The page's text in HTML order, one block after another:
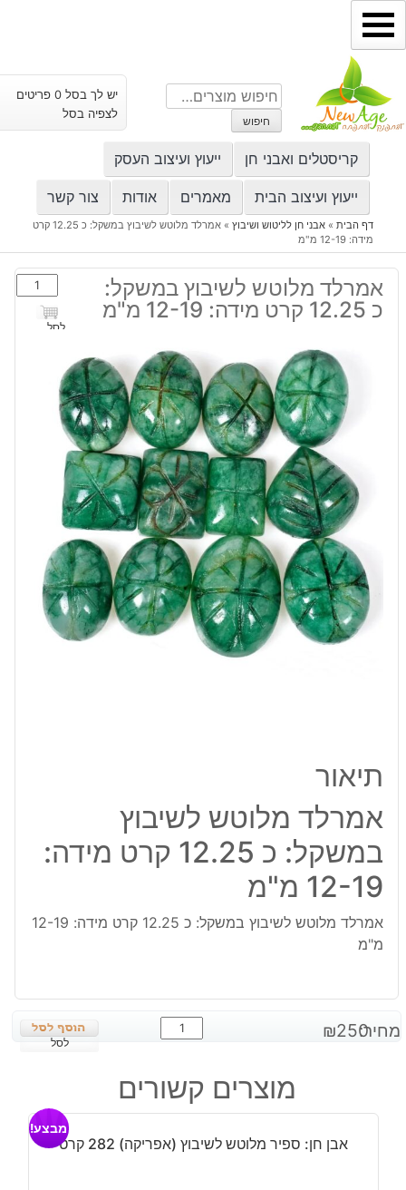
דילוג
לתוכן
חיפוש
עבור:
חיפוש
יש לך בסל 0 פריטים
לצפיה בסל
קריסטלים ואבני חן ייעוץ ועיצוב העסק
ייעוץ ועיצוב הבית מאמרים אודות צור קשר
דף הבית» אבני חן לליטוש ושיבוץ»
אמרלד מלוטש לשיבוץ במשקל: כ 12.25 קרט
מידה: 12-19 מ"מ
אמרלד מלוטש לשיבוץ במשקל:
כ 12.25 קרט מידה: 12-19 מ"מ
כמות
של
אמרלד
במשקל:
כ
לסל
תיאור
אמרלד מלוטש לשיבוץ
במשקל: כ 12.25 קרט מידה:
12-19 מ"מ
אמרלד מלוטש לשיבוץ במשקל: כ 12.25 קרט מידה: 12-19
מ"מ
מחיר: ₪250
כמות
של
מלוטש
לשיבוץ
כ
לסל
מוצרים קשורים
אבן חן: ספיר מלוטש לשיבוץ (אפריקה) 282 קרט
מבצע!